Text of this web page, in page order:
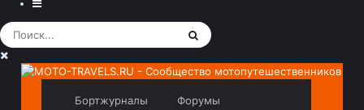
Бортжурналы Форумы